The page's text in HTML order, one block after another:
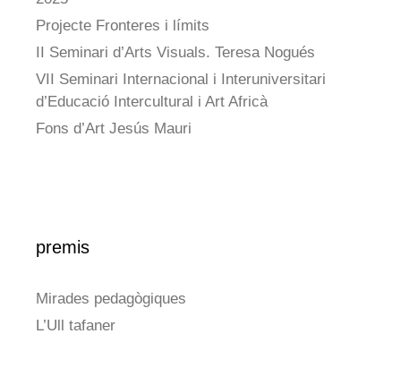
Projecte Fronteres i límits
II Seminari d’Arts Visuals. Teresa Nogués
VII Seminari Internacional i Interuniversitari
d’Educació Intercultural i Art Africà
Fons d’Art Jesús Mauri
premis
Mirades pedagògiques
L’Ull tafaner